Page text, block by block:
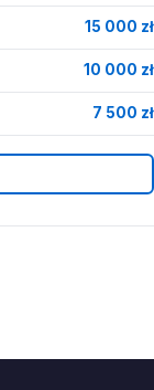
15 000 zł
10 000 zł
7 500 zł